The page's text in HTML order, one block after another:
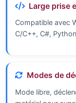
Large prise
Compatible avec
C/C++, C#,
Modes de
Mode libre,